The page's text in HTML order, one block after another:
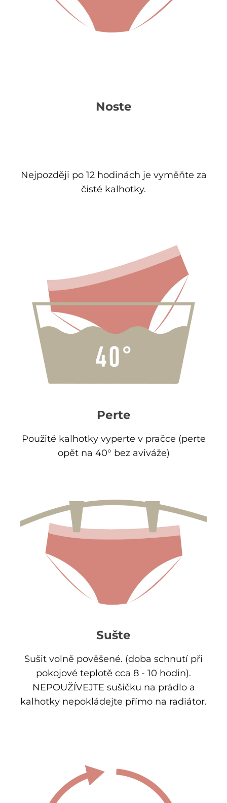
Noste
Nejpozději po 12 hodinách je vyměňte za
čisté kalhotky.
Perte
Použité kalhotky vyperte v pračce (perte
opět na 40° bez aviváže)
Sušte
Sušit volně pověšené. (doba schnutí při
pokojové teplotě cca 8 - 10 hodin).
NEPOUŽÍVEJTE sušičku na prádlo a
kalhotky nepokládejte přímo na radiátor.